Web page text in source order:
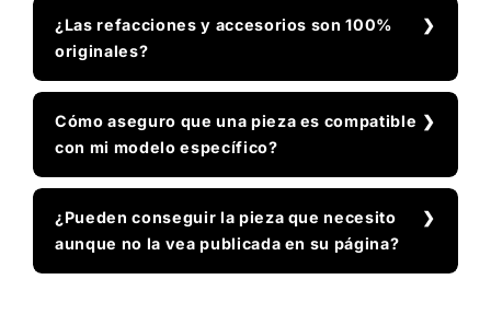
¿Las refacciones y accesorios son 100%
originales?
Cómo aseguro que una pieza es compatible
con mi modelo específico?
¿Pueden conseguir la pieza que necesito
aunque no la vea publicada en su página?